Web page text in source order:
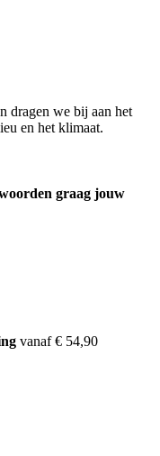
dragen we bij aan het
en het klimaat.
graag jouw
vanaf € 54,90